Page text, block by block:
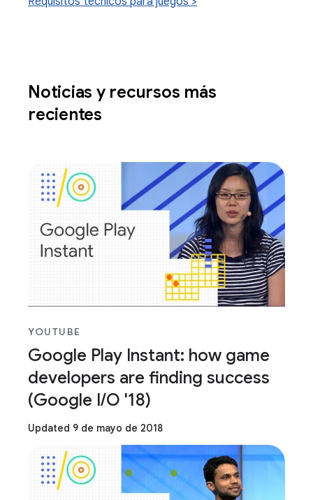
Noticias y recursos más
recientes
YOUTUBE
Google Play Instant: how game
developers are finding success
(Google I/O '18)
Updated 9 de mayo de 2018